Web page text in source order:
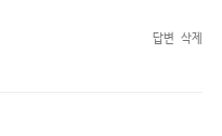
답변 삭제